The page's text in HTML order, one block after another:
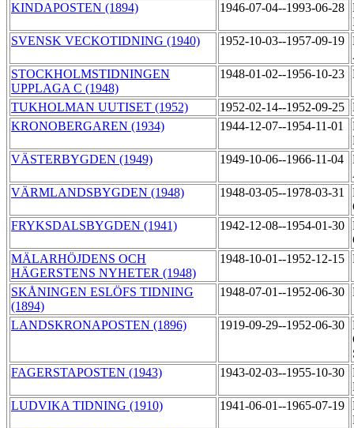
KINDAPOSTEN (1894)
1946-07-04--1993-06-28
SVENSK VECKOTIDNING (1940)
1952-10-03--1957-09-19
STOCKHOLMSTIDNINGEN
UPPLAGA C (1948)
1948-01-02--1956-10-23
TUKHOLMAN UUTISET (1952) 1952-02-14--1952-09-25
KRONOBERGAREN (1934)
1944-12-07--1954-11-01
VÄSTERBYGDEN (1949)
1949-10-06--1966-11-04
VÄRMLANDSBYGDEN (1948)
1948-03-05--1978-03-31
FRYKSDALSBYGDEN (1941)
1942-12-08--1954-01-30
MÄLARHÖJDENS OCH
HÄGERSTENS NYHETER (1948)
1948-10-01--1952-12-15
SKÅNINGEN ESLÖFS TIDNING
(1894)
1948-07-01--1952-06-30
LANDSKRONAPOSTEN (1896) 1919-09-29--1952-06-30
FAGERSTAPOSTEN (1943)
1943-02-03--1955-10-30
LUDVIKA TIDNING (1910)
1941-06-01--1965-07-19